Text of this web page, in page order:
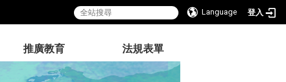
Language 登入
推廣教育 法規表單